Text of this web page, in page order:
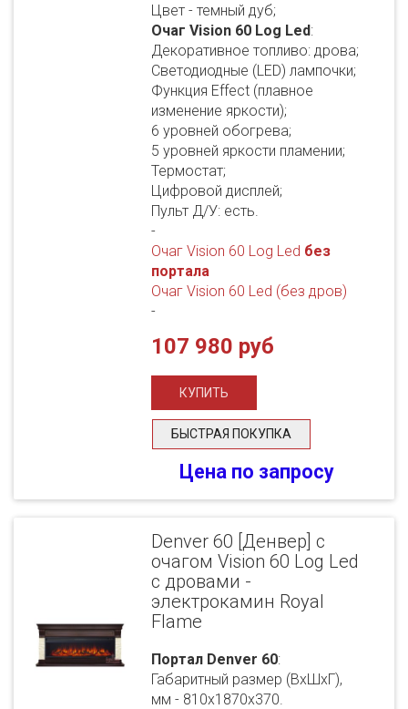
Цвет - темный дуб;
Очаг Vision 60 Log Led:
Декоративное топливо: дрова;
Светодиодные (LED) лампочки;
Функция Effect (плавное
изменение яркости);
6 уровней обогрева;
5 уровней яркости пламении;
Термостат;
Цифровой дисплей;
Пульт Д/У: есть.
-
Очаг Vision 60 Log Led без
портала
Очаг Vision 60 Led (без дров)
-
107 980 руб
БЫСТРАЯ ПОКУПКА
Цена по запросу
Denver 60 [Денвер] с
очагом Vision 60 Log Led
с дровами -
электрокамин Royal
Flame
Портал Denver 60:
Габаритный размер (ВхШхГ),
мм - 810х1870х370.